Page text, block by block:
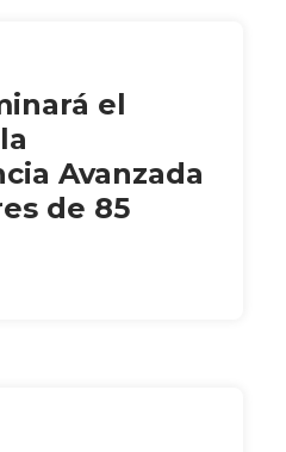
el
Avanzada
de 85